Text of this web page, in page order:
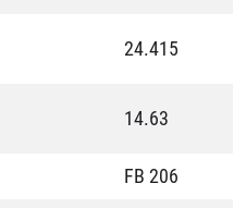
24.415
14.63
FB 206